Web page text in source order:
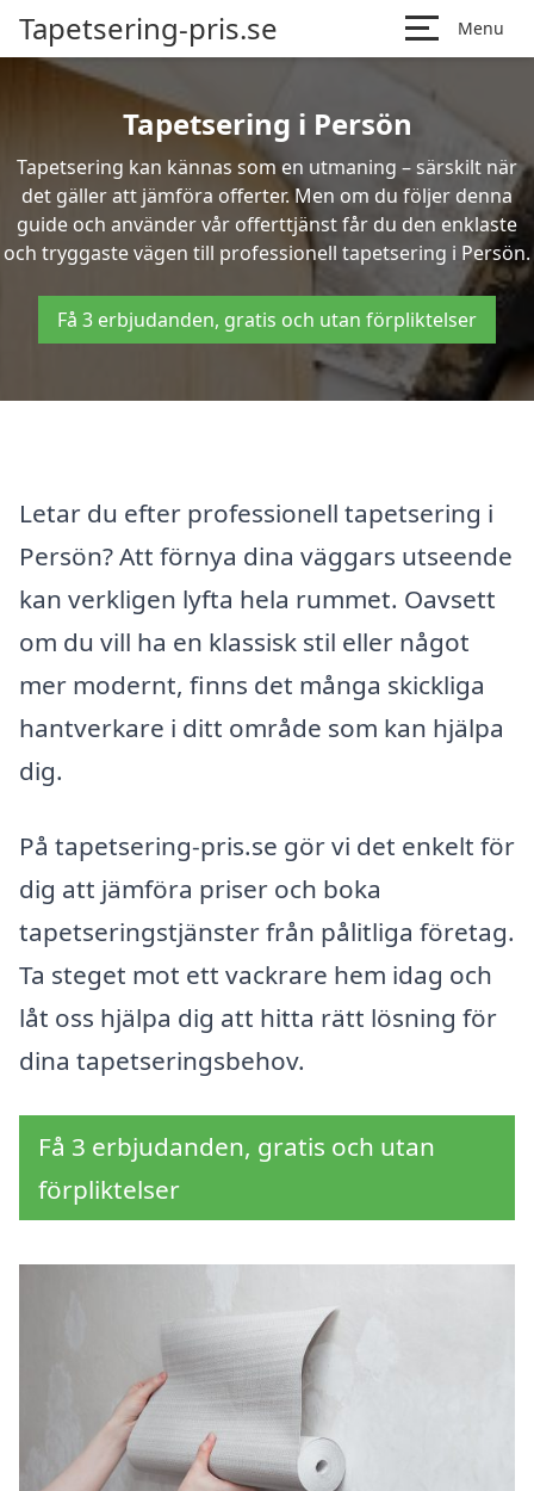
Tapetsering-pris.se Menu
Tapetsering i Persön
Tapetsering kan kännas som en utmaning – särskilt när
det gäller att jämföra offerter. Men om du följer denna
guide och använder vår offerttjänst får du den enklaste
och tryggaste vägen till professionell tapetsering i Persön.
Få 3 erbjudanden, gratis och utan förpliktelser
Letar du efter professionell tapetsering i
Persön? Att förnya dina väggars utseende
kan verkligen lyfta hela rummet. Oavsett
om du vill ha en klassisk stil eller något
mer modernt, finns det många skickliga
hantverkare i ditt område som kan hjälpa
dig.
På tapetsering-pris.se gör vi det enkelt för
dig att jämföra priser och boka
tapetseringstjänster från pålitliga företag.
Ta steget mot ett vackrare hem idag och
låt oss hjälpa dig att hitta rätt lösning för
dina tapetseringsbehov.
Få 3 erbjudanden, gratis och utan
förpliktelser